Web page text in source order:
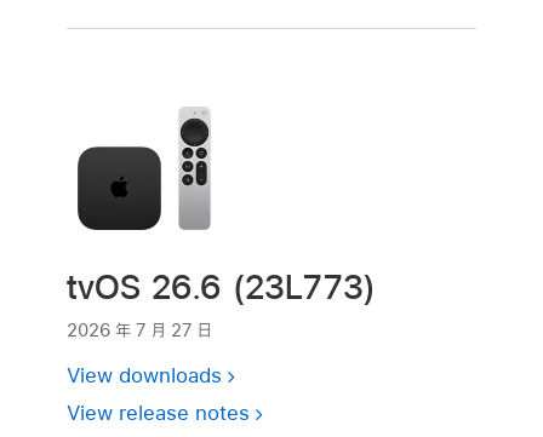
tvOS 26.6 (23L773)
2026 年 7 月 27 日
View downloads
View release notes